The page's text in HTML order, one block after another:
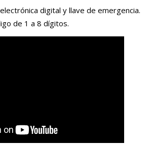
digital y llave de emergencia.
de 1 a 8 dígitos.